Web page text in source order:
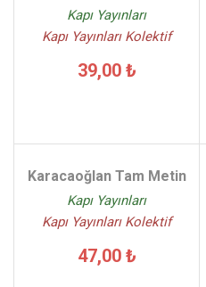
Kapı Yayınları
Kapı Yayınları Kolektif
39,00 ₺
Karacaoğlan Tam Metin
Kapı Yayınları
Kapı Yayınları Kolektif
47,00 ₺